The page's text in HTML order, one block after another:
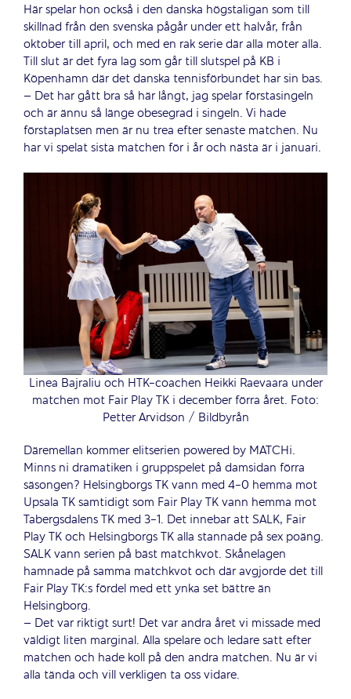
Här spelar hon också i den danska högstaligan som till
skillnad från den svenska pågår under ett halvår, från
oktober till april, och med en rak serie där alla möter alla.
Till slut är det fyra lag som går till slutspel på KB i
Köpenhamn där det danska tennisförbundet har sin bas.
– Det har gått bra så här långt, jag spelar förstasingeln
och är ännu så länge obesegrad i singeln. Vi hade
förstaplatsen men är nu trea efter senaste matchen. Nu
har vi spelat sista matchen för i år och nästa är i januari.
Linea Bajraliu och HTK-coachen Heikki Raevaara under
matchen mot Fair Play TK i december förra året. Foto:
Petter Arvidson / Bildbyrån
Däremellan kommer elitserien powered by MATCHi.
Minns ni dramatiken i gruppspelet på damsidan förra
säsongen? Helsingborgs TK vann med 4-0 hemma mot
Upsala TK samtidigt som Fair Play TK vann hemma mot
Tabergsdalens TK med 3-1. Det innebar att SALK, Fair
Play TK och Helsingborgs TK alla stannade på sex poäng.
SALK vann serien på bäst matchkvot. Skånelagen
hamnade på samma matchkvot och där avgjorde det till
Fair Play TK:s fördel med ett ynka set bättre än
Helsingborg.
– Det var riktigt surt! Det var andra året vi missade med
väldigt liten marginal. Alla spelare och ledare satt efter
matchen och hade koll på den andra matchen. Nu är vi
alla tända och vill verkligen ta oss vidare.